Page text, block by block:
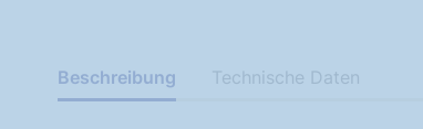
Beschreibung Technische Daten